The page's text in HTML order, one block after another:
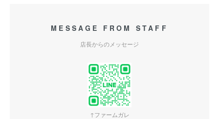
MESSAGE FROM STAFF
店長からのメッセージ
↑ファームガレ